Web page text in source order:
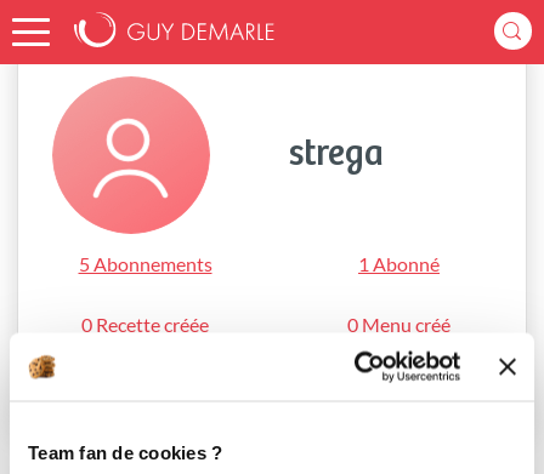
Team fan de cookies ?
Accueil strega
strega
5 Abonnements 1 Abonné
0 Recette créée 0 Menu créé